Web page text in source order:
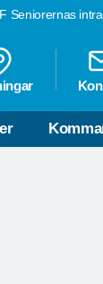
Seniorernas